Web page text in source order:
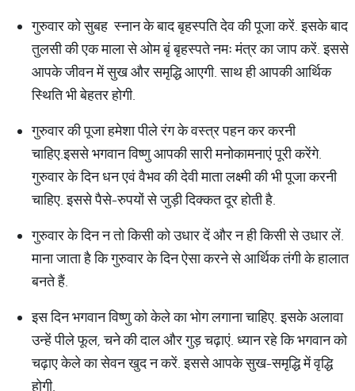
गुरुवार को सुबह स्नान के बाद बृहस्पति देव की पूजा करें. इसके बाद
तुलसी की एक माला से ओम बृं बृहस्पते नमः मंत्र का जाप करें. इससे
आपके जीवन में सुख और समृद्धि आएगी. साथ ही आपकी आर्थिक
स्थिति भी बेहतर होगी.
गुरुवार की पूजा हमेशा पीले रंग के वस्त्र पहन कर करनी
चाहिए.इससे भगवान विष्णु आपकी सारी मनोकामनाएं पूरी करेंगे.
गुरुवार के दिन धन एवं वैभव की देवी माता लक्ष्मी की भी पूजा करनी
चाहिए. इससे पैसे-रुपयों से जुड़ी दिक्कत दूर होती है.
गुरुवार के दिन न तो किसी को उधार दें और न ही किसी से उधार लें.
माना जाता है कि गुरुवार के दिन ऐसा करने से आर्थिक तंगी के हालात
बनते हैं.
इस दिन भगवान विष्णु को केले का भोग लगाना चाहिए. इसके अलावा
उन्हें पीले फूल, चने की दाल और गुड़ चढ़ाएं. ध्यान रहे कि भगवान को
चढ़ाए केले का सेवन खुद न करें. इससे आपके सुख-समृद्धि में वृद्धि
होगी.